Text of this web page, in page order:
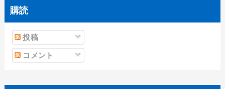
購読
投稿
コメント